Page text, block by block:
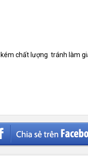
chất lượng tránh làm